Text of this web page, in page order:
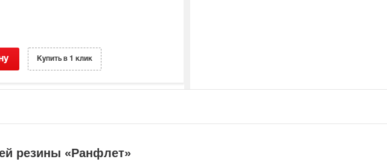
Купить в 1 клик
резины «Ранфлет»